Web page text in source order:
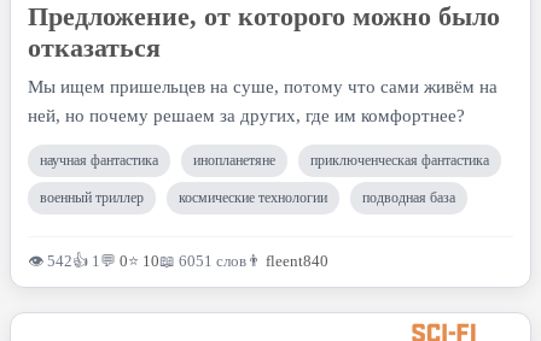
Предложение, от которого можно было
отказаться
Мы ищем пришельцев на суше, потому что сами живём на
ней, но почему решаем за других, где им комфортнее?
научная фантастика инопланетяне приключенческая фантастика
военный триллер космические технологии подводная база
👁 542👍 1💬 0⭐ 10📖 6051 слов 👨 fleent840